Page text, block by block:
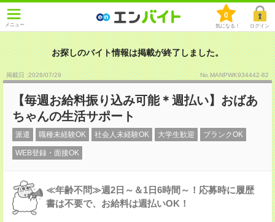
メニュー
0
気になる！ ログイン
お探しのバイト情報は掲載が終了しました。
掲載日 :2026/07/29 No.MANPWK934442-82
【毎週お給料振り込み可能＊週払い】おばあ
ちゃんの生活サポート
派遣 職種未経験OK 社会人未経験OK 大学生歓迎 ブランクOK
WEB登録・面接OK
≪年齢不問≫週2日～＆1日6時間～！応募時に履歴
書は不要で、お給料は週払いOK！